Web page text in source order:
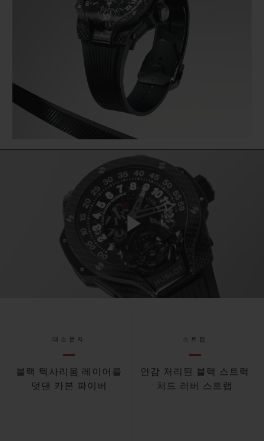
Play
대소문자
블랙 텍사리움 레이어를
덧댄 카본 파이버
스트랩
안감 처리된 블랙 스트럭
처드 러버 스트랩